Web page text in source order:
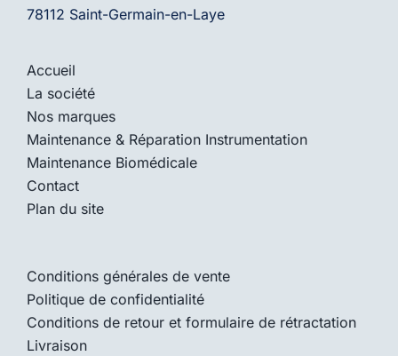
78112 Saint-Germain-en-Laye
Accueil
La société
Nos marques
Maintenance & Réparation Instrumentation
Maintenance Biomédicale
Contact
Plan du site
Conditions générales de vente
Politique de confidentialité
Conditions de retour et formulaire de rétractation
Livraison